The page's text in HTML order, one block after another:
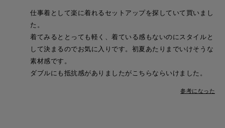
仕事着として楽に着れるセットアップを探していて買いまし
た。
着てみるととっても軽く、着ている感もないのにスタイルと
して決まるのでお気に入りです。初夏あたりまでいけそうな
素材感です。
ダブルにも抵抗感がありましたがこちらならいけました。
参考になった